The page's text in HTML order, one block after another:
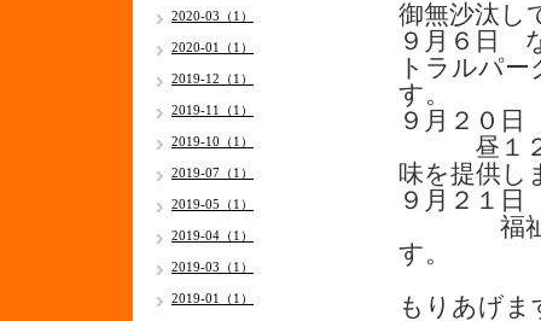
御無沙汰し
９月６日
トラルパ
す。
９月２０
昼１２時
味を提供し
９月２１
福祉イ
す。
もりあげま
2020-03（1）
2020-01（1）
2019-12（1）
2019-11（1）
2019-10（1）
2019-07（1）
2019-05（1）
2019-04（1）
2019-03（1）
2019-01（1）